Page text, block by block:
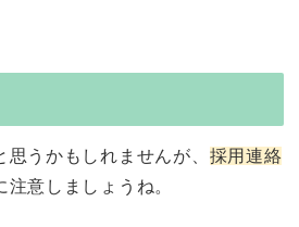
うかもしれませんが、 採用連絡
注意しましょうね。